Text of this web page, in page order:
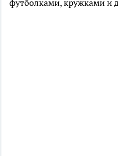
футболками, кружками и